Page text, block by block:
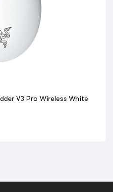
V3 Pro Wireless White